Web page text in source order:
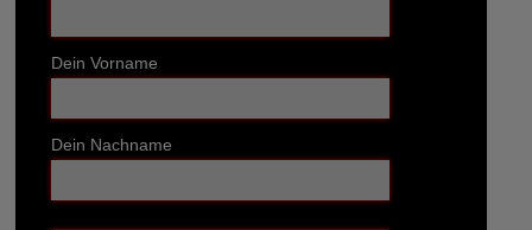
Dein Vorname
Dein Nachname